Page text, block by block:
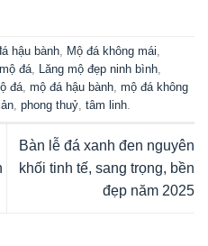
hậu bành, Mộ đá không mái,
đá, Lăng mộ đẹp ninh bình,
đá, mộ đá hậu bành, mộ đá không
, phong thuỷ, tâm linh.
Bàn lễ đá xanh đen nguyên
khối tinh tế, sang trọng, bền
đẹp năm 2025